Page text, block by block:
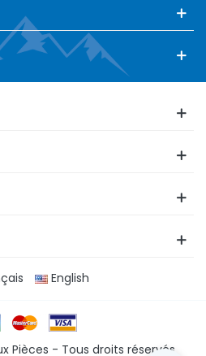
English
Pièces - Tous droits réservés